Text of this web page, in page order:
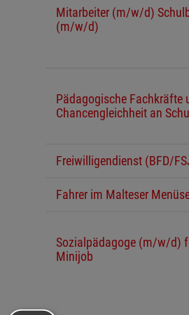
Mitarbeiter (m/w/d)
(m/w/d)
Pädagogische
Chancengleichheit an
Freiwilligendienst (BFD/
Fahrer im Malteser
Sozialpädagoge (m/w/d)
Minijob